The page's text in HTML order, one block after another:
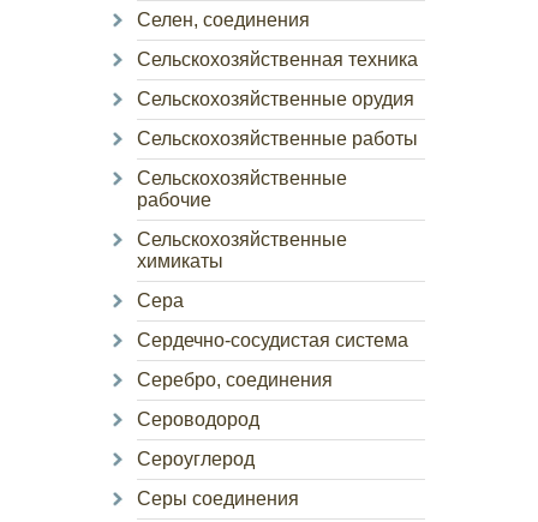
Селен, соединения
Сельскохозяйственная техника
Сельскохозяйственные орудия
Сельскохозяйственные работы
Сельскохозяйственные
рабочие
Сельскохозяйственные
химикаты
Сера
Сердечно-сосудистая система
Серебро, соединения
Сероводород
Сероуглерод
Серы соединения